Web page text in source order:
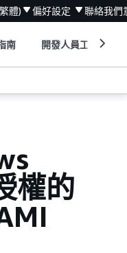
體) 偏好設定 聯絡我們
南 開發人員工具
權的